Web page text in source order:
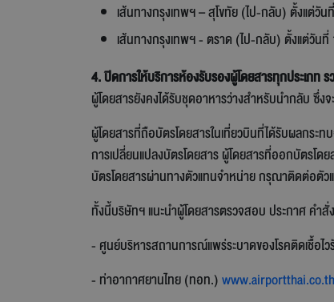
เส้นทางกรุงเทพฯ – สุโขทัย (ไป-กลับ) ตั้งแต่
เส้นทางกรุงเทพฯ - ตราด (ไป-กลับ) ตั้งแต่วั
4. ปิดการให้บริการห้องรับรองผู้โดยสารทุกประเภท
ผู้โดยสารยังคงได้รับชุดอาหารว่างสำหรับนำกลับ ซึ่ง
ผู้โดยสารที่ถือบัตรโดยสารในเที่ยวบินที่ได้รับผลกระท
การเปลี่ยนแปลงบัตรโดยสาร ผู้โดยสารที่ออกบัตรโ
บัตรโดยสารผ่านทางตัวแทนจำหน่าย กรุณาติดต่อตัว
ทั้งนี้บริษัทฯ แนะนำผู้โดยสารตรวจสอบ ประกาศ คำ
- ศูนย์บริหารสถานการณ์แพร่ระบาดของโรคติดเชื้อไ
- ท่าอากาศยานไทย (ทอท.)